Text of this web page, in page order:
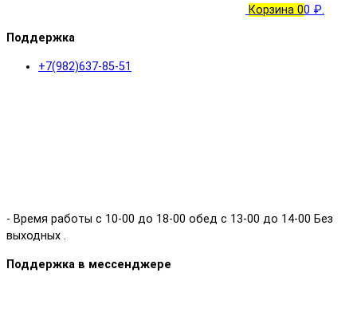
Корзина 00 ₽.
Поддержка
+7(982)637-85-51
- Время работы с 10-00 до 18-00 обед с 13-00 до 14-00 Без
выходных .
Поддержка в мессенджере